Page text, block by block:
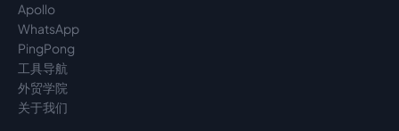
Apollo
WhatsApp
PingPong
工具导航
外贸学院
关于我们